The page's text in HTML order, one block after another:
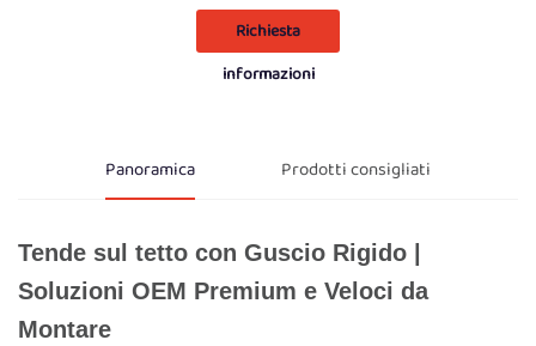
Richiesta
informazioni
Panoramica Prodotti consigliati
Tende sul tetto con Guscio Rigido |
Soluzioni OEM Premium e Veloci da
Montare